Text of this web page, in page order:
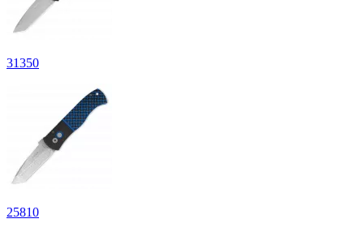
31350
25810